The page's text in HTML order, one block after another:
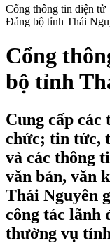
Cổng thông tin điện tử
Đảng bộ tỉnh Thái
Cổng
bộ tỉnh
Cung cấp các
chức; tin tức,
và các thông
văn bản, văn
Thái Nguyên
công tác lãnh
thường vụ